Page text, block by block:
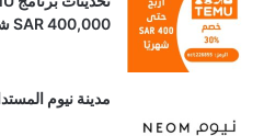
SAR 400,000 شهريًا!
مدينة نيوم